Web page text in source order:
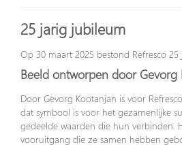
25 jarig jubileum
Op 30 maart 2025 bestond Refresco 25
Beeld ontworpen door Gevorg
Door Gevorg Kootanjan is voor
dat symbool is voor het gezamenlijke
gedeelde waarden die hun verbinden.
vooruitgang die ze samen hebben